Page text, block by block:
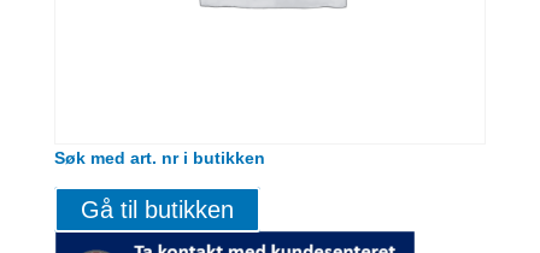
Søk med art. nr i butikken
Gå til butikken